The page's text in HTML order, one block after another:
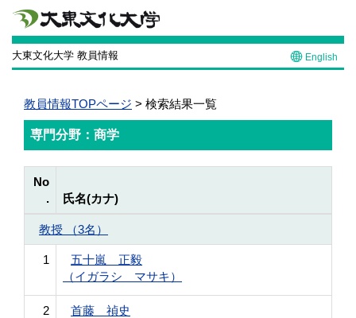
大東文化大学 教員情報 English
教員情報TOPページ > 検索結果一覧
専門分野：商学
No
.
氏名(カナ)
教授 （3名）
1
五十嵐 正毅
（イガラシ マサキ）
2
首藤 禎史